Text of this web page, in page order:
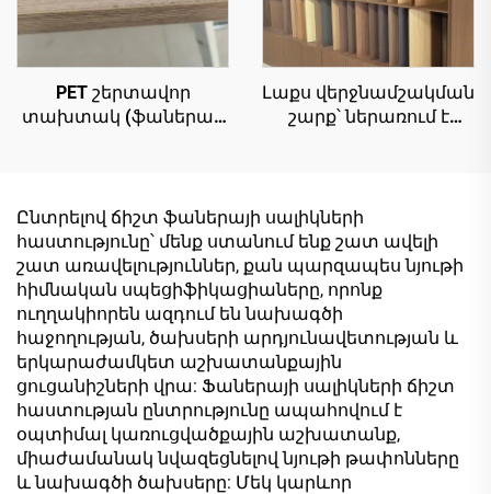
PET շերտավոր
տախտակ (ֆաներա)՝
մմ, բարձր փայլուն և
մատե մակերես
սանդղաձև
մետաղական
կառուցվածքի և
խոհանոցի համար
Լաքս վերջնամշակման
շարք՝ ներառում է
համաժամանակյա
փայտի մակերեսի
շարքը և արևելյան
պոետիկ
մետաղագույն շարքը՝
MDF-ի,
չипատախտակի,
մասնիկային
տախտակի,
ֆաներայի և
բլոկտախտակի
համար
Ընտրելով ճիշտ ֆաներայի սալիկների
հաստությունը՝ մենք ստանում ենք շատ ավելի
շատ առավելություններ, քան պարզապես նյութի
հիմնական սպեցիֆիկացիաները, որոնք
ուղղակիորեն ազդում են նախագծի
հաջողության, ծախսերի արդյունավետության և
երկարաժամկետ աշխատանքային
ցուցանիշների վրա: Ֆաներայի սալիկների ճիշտ
հաստության ընտրությունը ապահովում է
օպտիմալ կառուցվածքային աշխատանք,
միաժամանակ նվազեցնելով նյութի թափոնները
և նախագծի ծախսերը: Մեկ կարևոր